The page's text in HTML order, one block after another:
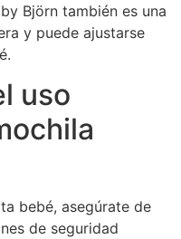
Björn también es una
y puede ajustarse
uso
bebé, asegúrate de
de seguridad